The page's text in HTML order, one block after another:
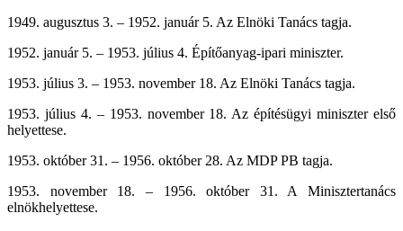
1949. augusztus 3. – 1952. január 5. Az Elnöki Tanács tagja.
1952. január 5. – 1953. július 4. Építőanyag-ipari miniszter.
1953. július 3. – 1953. november 18. Az Elnöki Tanács tagja.
1953. július 4. – 1953. november 18. Az építésügyi miniszter első
helyettese.
1953. október 31. – 1956. október 28. Az MDP PB tagja.
1953. november 18. – 1956. október 31. A Minisztertanács
elnökhelyettese.